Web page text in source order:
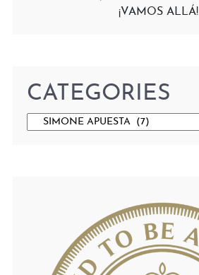
¡VAMOS ALLÁ!
CATEGORIES